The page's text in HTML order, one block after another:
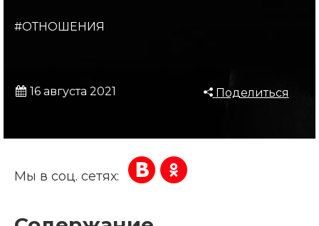
#ОТНОШЕНИЯ
16 августа 2021 Поделиться
Мы в соц. сетях: